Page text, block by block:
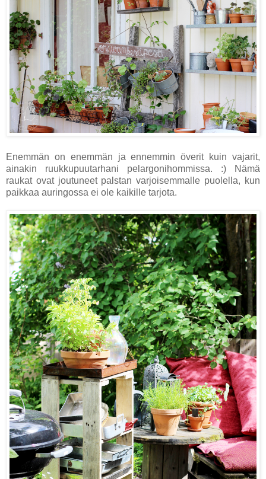
Enemmän on enemmän ja ennemmin överit kuin vajarit,
ainakin ruukkupuutarhani pelargonihommissa. :) Nämä
raukat ovat joutuneet palstan varjoisemmalle puolella, kun
paikkaa auringossa ei ole kaikille tarjota.